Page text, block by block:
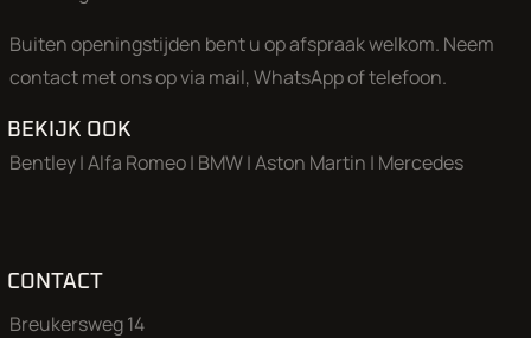
Buiten openingstijden bent u op afspraak welkom. Neem
contact met ons op via mail, WhatsApp of telefoon.
BEKIJK OOK
Bentley|Alfa Romeo| BMW|Aston Martin | Mercedes
CONTACT
Breukersweg 14